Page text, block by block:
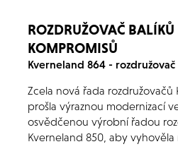
ROZDRUŽOVAČ BALÍKŮ
KOMPROMISŮ
Kverneland 864 -
Zcela nová řada rozdružovačů
prošla výraznou modernizací
osvědčenou výrobní řadou
Kverneland 850, aby vyhověla